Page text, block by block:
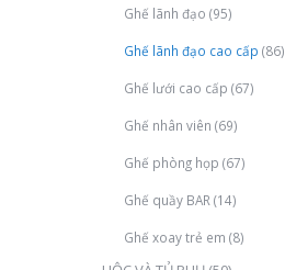
Ghế lãnh đạo (95)
Ghế lãnh đạo cao cấp (86)
Ghế lưới cao cấp (67)
Ghế nhân viên (69)
Ghế phòng họp (67)
Ghế quầy BAR (14)
Ghế xoay trẻ em (8)